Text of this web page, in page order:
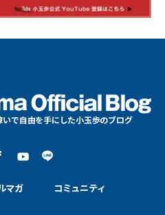
で自由を手にした小玉歩のブログ
マガ コミュニティ